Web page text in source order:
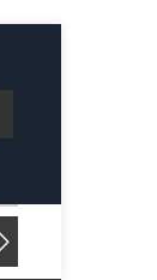
auf dem Merkzettel
KÜCHEN